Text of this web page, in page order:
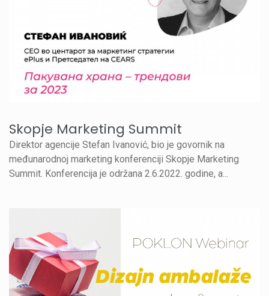
Skopje Marketing Summit
Direktor agencije Stefan Ivanović, bio je govornik na
međunarodnoj marketing konferenciji Skopje Marketing
Summit. Konferencija je održana 2.6.2022. godine, a...